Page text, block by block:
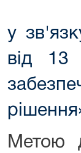
у
від 13
Метою